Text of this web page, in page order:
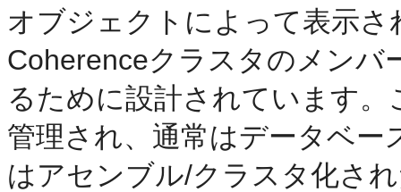
オブジェクトによって表示
Coherenceクラスタのメンバ
るために設計されています
管理され、通常はデータベ
はアセンブル/クラスタ化さ